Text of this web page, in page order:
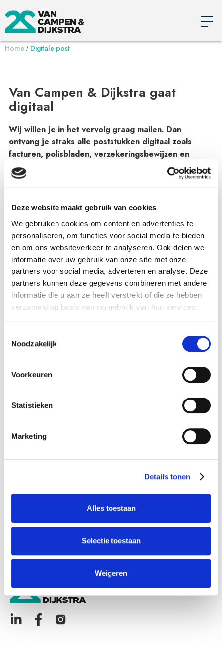
Deze website maakt gebruik van cookies
We gebruiken cookies om content en advertenties te
personaliseren, om functies voor social media te bieden
en om ons websiteverkeer te analyseren. Ook delen we
informatie over uw gebruik van onze site met onze
partners voor social media, adverteren en analyse. Deze
partners kunnen deze gegevens combineren met andere
informatie die u aan ze heeft verstrekt of die ze hebben
verzameld op basis van uw gebruik van hun services.
Noodzakelijk
Voorkeuren
Statistieken
Marketing
Details tonen
Alles toestaan
Selectie toestaan
Weigeren
Home / Digitale post
Van Campen & Dijkstra gaat
digitaal
Wij willen je in het vervolg graag mailen. Dan
ontvang je straks alle poststukken digitaal zoals
facturen, polisbladen, verzekeringsbewijzen en
nieuwsberichten over onze producten en
dienstverlening. Geef hieronder je mailadres aan ons
Houd wel het poststuk bij de hand waar je ons verzoek op
hebt ontvangen. Hier staat je relatienummer of polisnummer
op, die wij nodig hebben om je opgave te kunnen
behandelen.
Particuliere verzekeringen
Bankzaken
Van Campen & Dijkstra
Contact
Veelgestelde vragen